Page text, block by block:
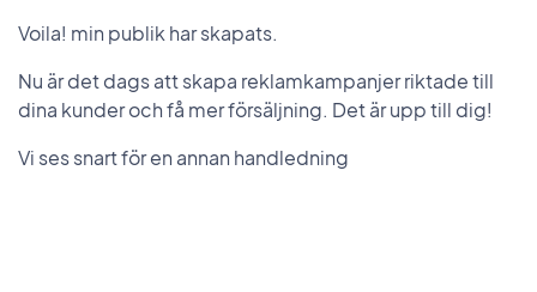
Voila! min publik har skapats.
Nu är det dags att skapa reklamkampanjer riktade till
dina kunder och få mer försäljning. Det är upp till dig!
Vi ses snart för en annan handledning